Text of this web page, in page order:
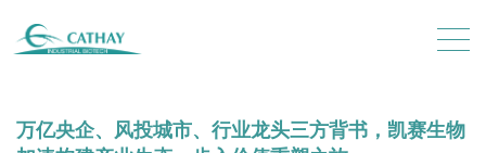
万亿央企、风投城市、行业龙头三方背书，凯赛生物